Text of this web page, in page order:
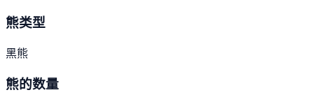
熊类型
黑熊
熊的数量